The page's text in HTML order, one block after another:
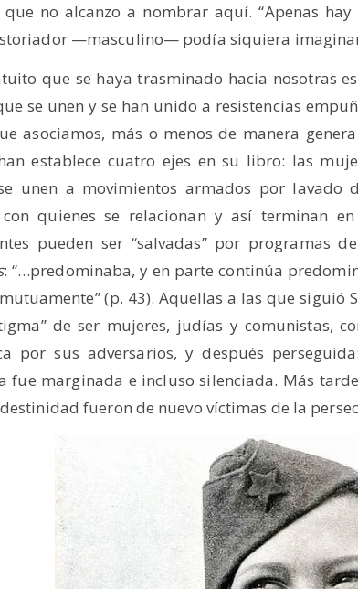
no alcanzo a nombrar aquí. “Apenas
—masculino— podía siquiera imaginar
que se haya trasminado hacia nosotras
se unen y se han unido a resistencias
asociamos, más o menos de manera
establece cuatro ejes en su libro: las
unen a movimientos armados por lavado
con quienes se relacionan y así terminan
pueden ser “salvadas” por programas
: “…predominaba, y en parte continúa
(p. 43). Aquellas a las que siguió
de ser mujeres, judías y comunistas,
por sus adversarios, y después
fue marginada e incluso silenciada. Más
fueron de nuevo víctimas de la